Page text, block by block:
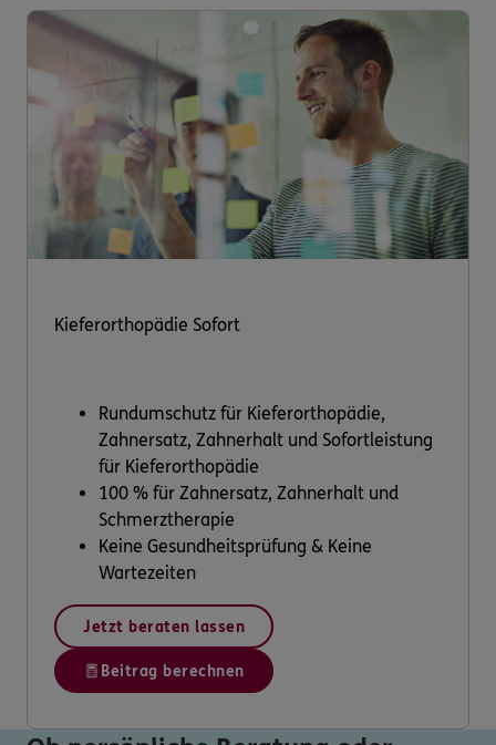
Kieferorthopädie Sofort
Rundumschutz für Kieferorthopädie,
Zahnersatz, Zahnerhalt und Sofortleistung
für Kieferorthopädie
100 % für Zahnersatz, Zahnerhalt und
Schmerztherapie
Keine Gesundheitsprüfung & Keine
Wartezeiten
Jetzt beraten lassen
Beitrag berechnen